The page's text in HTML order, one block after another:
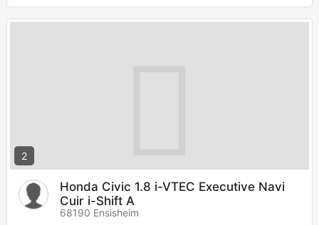
2
Honda Civic 1.8 i-VTEC Executive Navi
Cuir i-Shift A
68190 Ensisheim